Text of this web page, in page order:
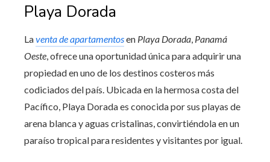
Playa Dorada
Laventa de apartamentosen Playa Dorada Panamá
Oeste , ofrece una oportunidad única para adquirir una
propiedad en uno de los destinos costeros más
codiciados del país. Ubicada en la hermosa costa del
Pacífico, Playa Dorada es conocida por sus playas de
arena blanca y aguas cristalinas, convirtiéndola en un
paraíso tropical para residentes y visitantes por igual.